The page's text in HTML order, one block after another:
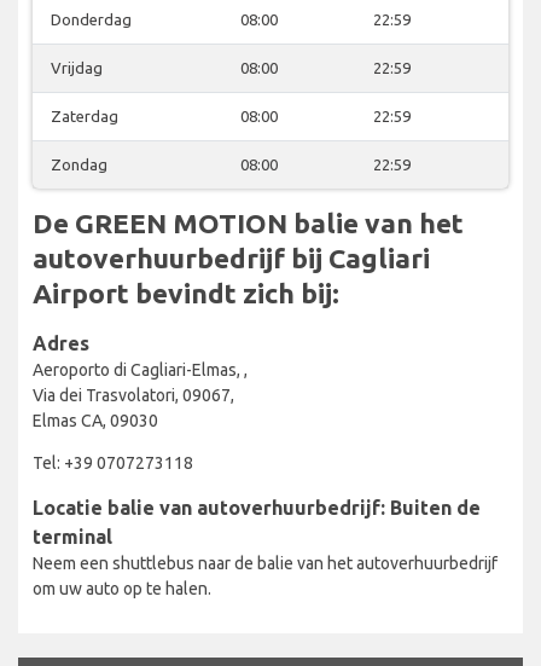
Donderdag 08:00 22:59
Vrijdag 08:00 22:59
Zaterdag 08:00 22:59
Zondag 08:00 22:59
De GREEN MOTION balie van het
autoverhuurbedrijf bij Cagliari
Airport bevindt zich bij:
Adres
Aeroporto di Cagliari-Elmas, ,
Via dei Trasvolatori, 09067,
Elmas CA, 09030
Tel: +39 0707273118
Locatie balie van autoverhuurbedrijf: Buiten de
terminal
Neem een shuttlebus naar de balie van het autoverhuurbedrijf
om uw auto op te halen.